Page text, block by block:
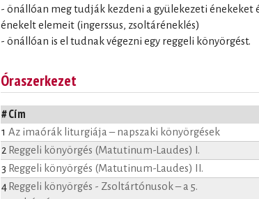
- önállóan meg tudják kezdeni a gyülekezeti énekeket
énekelt elemeit (ingerssus, zsoltáréneklés)
- önállóan is el tudnak végezni egy reggeli könyörgést.
Óraszerkezet
#Cím
1 Az imaórák liturgiája – napszaki könyörgések
2 Reggeli könyörgés (Matutinum-Laudes) I.
3 Reggeli könyörgés (Matutinum-Laudes) II.
4 Reggeli könyörgés - Zsoltártónusok – a 5.